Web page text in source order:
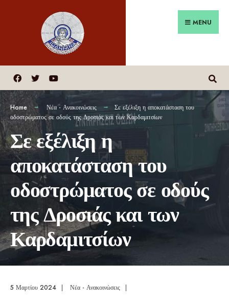
MENU
Home Νέα - Ανακοινώσεις
Σε εξέλιξη η αποκατάσταση του
οδοστρώματος σε οδούς της Δροσιάς και των Καρδαμιτσίων
Σε εξέλιξη η
αποκατάσταση του
οδοστρώματος σε οδούς
της Δροσιάς και των
Καρδαμιτσίων
5 Μαρτίου 2024 | Νέα - Ανακοινώσεις |